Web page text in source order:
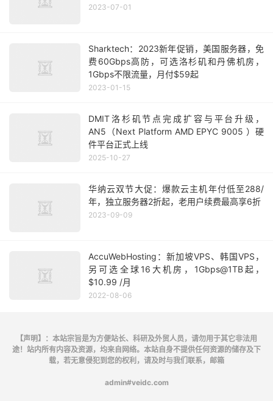
2023-07-01
Sharktech：2023新年促销，美国服务器，免
费60Gbps高防，可选洛杉矶和丹佛机房，
1Gbps不限流量，月付$59起
2023-01-15
DMIT洛杉矶节点完成扩容与平台升级，
AN5（Next Platform AMD EPYC 9005 ）硬
件平台正式上线
2025-10-27
华纳云双节大促：爆款云主机年付低至288/
年，独立服务器2折起，老用户续费最高享6折
2023-09-09
AccuWebHosting：新加坡VPS、韩国VPS，
另可选全球16大机房，1Gbps@1TB起，
$10.99 /月
2022-08-06
【声明】：本站宗旨是为方便站长、科研及外贸人员，请勿用于其它非法用
途！站内所有内容及资源，均来自网络。本站自身不提供任何资源的储存及下
载，若无意侵犯到您的权利，请及时与我们联系，邮箱
admin#veidc.com